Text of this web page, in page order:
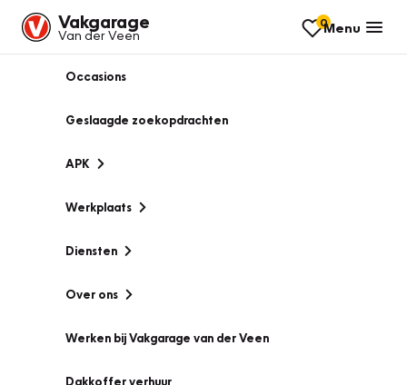
Vakgarage
Van der Veen
0Menu
Occasions
Geslaagde zoekopdrachten
APK
Werkplaats
Diensten
Over ons
Werken bij Vakgarage van der Veen
Dakkoffer verhuur